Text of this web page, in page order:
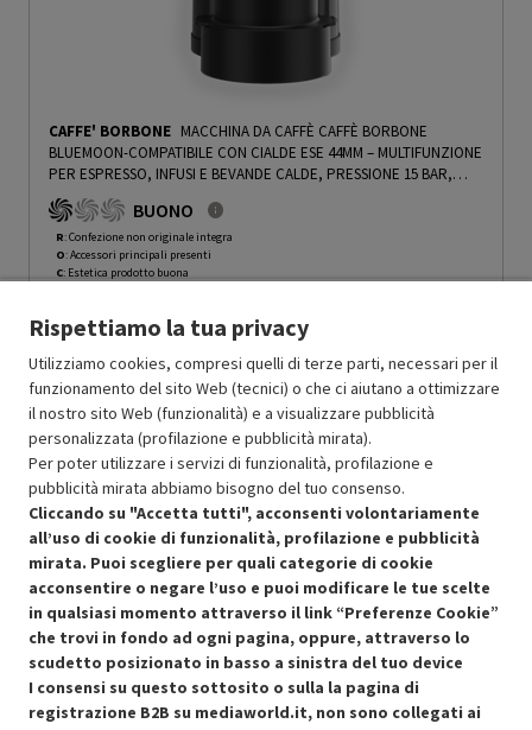
CAFFE' BORBONE MACCHINA DA CAFFÈ CAFFÈ BORBONE
BLUEMOON-COMPATIBILE CON CIALDE ESE 44MM – MULTIFUNZIONE
PER ESPRESSO, INFUSI E BEVANDE CALDE, PRESSIONE 15 BAR,
SERBATOIO 0.9L-NERO - PRMG GRADING ROCN - 14.99%
GRADING ROCN - 15%
BUONO
R: Confezione non originale integra
O: Accessori principali presenti
C: Estetica prodotto buona
Prodotto Nuovo 89.99 -15%
Ricondizionato Prezzo ridotto da
76.49a-30%
In Promozione 53.54
Aggiungi al carrello
SCONTO RICONDIZIONATI
Approfitta dello sconto del 30% sul prodotto ricondizionato.
Condizioni generali di vendita Recedere dal contratto qui
Rispettiamo la tua privacy
Utilizziamo cookies, compresi quelli di terze parti, necessari per il
funzionamento del sito Web (tecnici) o che ci aiutano a ottimizzare
il nostro sito Web (funzionalità) e a visualizzare pubblicità
personalizzata (profilazione e pubblicità mirata).
Per poter utilizzare i servizi di funzionalità, profilazione e
pubblicità mirata abbiamo bisogno del tuo consenso.
Cliccando su "Accetta tutti", acconsenti volontariamente
all’uso di cookie di funzionalità, profilazione e pubblicità
mirata. Puoi scegliere per quali categorie di cookie
acconsentire o negare l’uso e puoi modificare le tue scelte
in qualsiasi momento attraverso il link “Preferenze Cookie”
che trovi in fondo ad ogni pagina, oppure, attraverso lo
scudetto posizionato in basso a sinistra del tuo device
I consensi su questo sottosito o sulla la pagina di
registrazione B2B su mediaworld.it, non sono collegati ai